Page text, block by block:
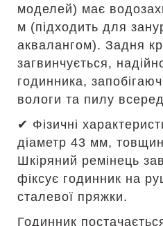
моделей) має
м (підходить для
аквалангом). Задня
загвинчується,
годинника,
вологи та пилу
✔ Фізичні
діаметр 43 мм,
Шкіряний ремінець
фіксує годинник на
сталевої пряжки.
Годинник